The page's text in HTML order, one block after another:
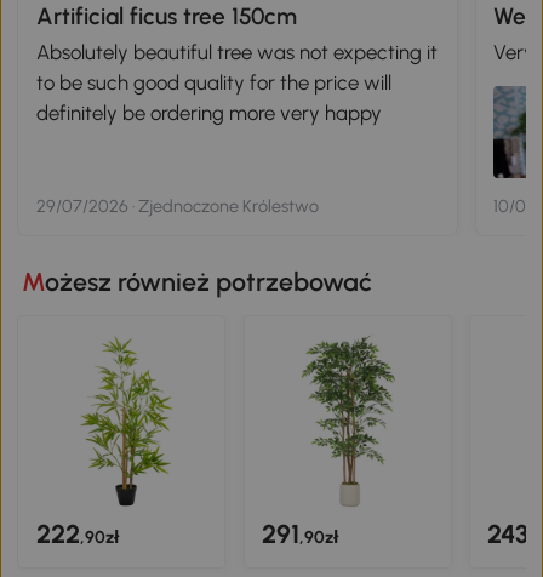
Artificial ficus tree 150cm
Absolutely beautiful tree was not expecting it
to be such good quality for the price will
definitely be ordering more very happy
29/07/2026 · Zjednoczone Królestwo 10/
Możesz również potrzebować
222,90zł 291,90zł 243